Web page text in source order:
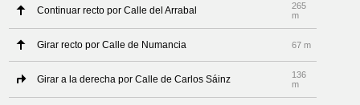
Continuar recto por Calle del Arrabal
265
m
Girar recto por Calle de Numancia 67 m
Girar a la derecha por Calle de Carlos Sáinz
136
m